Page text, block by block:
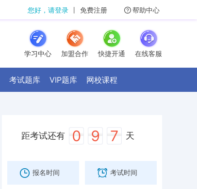
您好，请登录 丨 免费注册 帮助中心
学习中心
加盟合作 快捷开通 在线客服
考试题库 VIP题库 网校课程
距考试还有 0 9 7 天
报名时间 考试时间